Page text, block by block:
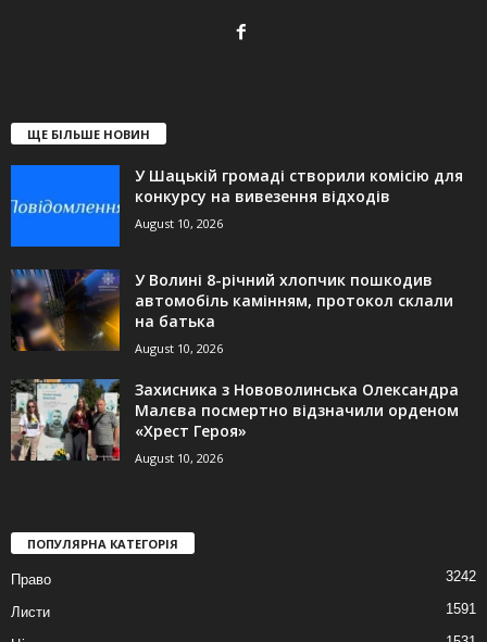
ЩЕ БІЛЬШЕ НОВИН
У Шацькій громаді створили комісію для
конкурсу на вивезення відходів
August 10, 2026
У Волині 8-річний хлопчик пошкодив
автомобіль камінням, протокол склали
на батька
August 10, 2026
Захисника з Нововолинська Олександра
Малєва посмертно відзначили орденом
«Хрест Героя»
August 10, 2026
ПОПУЛЯРНА КАТЕГОРІЯ
Право 3242
Листи 1591